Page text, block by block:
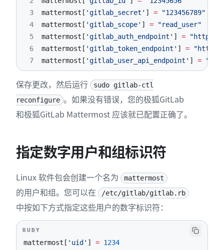
3
mattermost [ 'gitlab_secret' ] =
"123456789"
4
mattermost [ 'gitlab_scope' ] =
"read_user"
5
mattermost [ 'gitlab_auth_endpoint' ] =
"http://
6
mattermost [ 'gitlab_token_endpoint' ] =
"http://
7
mattermost [ 'gitlab_user_api_endpoint' ] =
保存更改，然后运行
sudo gitlab-ctl
reconfigure 。如果没有错误，您的极狐GitLab
和极狐GitLab Mattermost 应该就已配置正确了。
指定数字用户和组标识符
Linux 软件包会创建一个名为 mattermost
的用户和组。您可以在 /etc/gitlab/gitlab.rb
中按如下方式指定这些用户的数字标识符：
RUBY
mattermost [ 'uid' ] = 1234